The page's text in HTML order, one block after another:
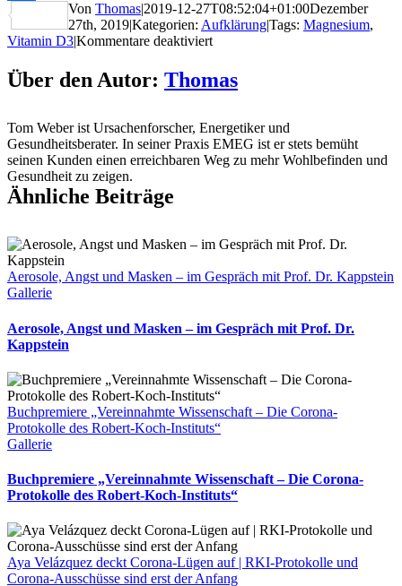
Teilen
Von Thomas|2019-12-27T08:52:04+01:00Dezember
27th, 2019|Kategorien: Aufklärung|Tags: Magnesium,
Vitamin D3|Kommentare deaktiviertfür
bleibt
Wirkung
bei
Magnesiummangel
Über den Autor: Thomas
Tom Weber ist Ursachenforscher, Energetiker und
Gesundheitsberater. In seiner Praxis EMEG ist er stets bemüht
seinen Kunden einen erreichbaren Weg zu mehr Wohlbefinden und
Gesundheit zu zeigen.
Ähnliche Beiträge
Aerosole, Angst und Masken – im Gespräch mit Prof. Dr. Kappstein
Gallerie
Aerosole, Angst und Masken – im Gespräch mit Prof. Dr.
Kappstein
Buchpremiere „Vereinnahmte Wissenschaft – Die Corona-
Protokolle des Robert-Koch-Instituts“
Gallerie
Buchpremiere „Vereinnahmte Wissenschaft – Die Corona-
Protokolle des Robert-Koch-Instituts“
Aya Velázquez deckt Corona-Lügen auf | RKI-Protokolle und
Corona-Ausschüsse sind erst der Anfang